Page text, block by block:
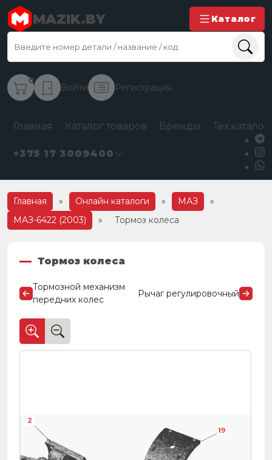
MAZIK.BY Каталог
0
Войти Регистрация
Главная Каталог товаров Бренды
+375 17 3009400
Главная » Онлайн каталоги » МАЗ
»
МАЗ-6422 (2003)
» Тормоз колеса
Тормоз колеса
Тормозной механизм
передних колес
Рычаг регулировочный
19
2